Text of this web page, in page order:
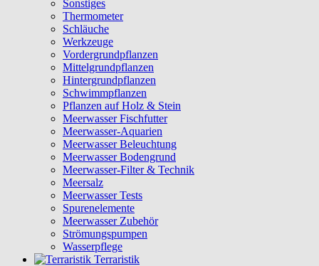
Sonstiges
Thermometer
Schläuche
Werkzeuge
Vordergrundpflanzen
Mittelgrundpflanzen
Hintergrundpflanzen
Schwimmpflanzen
Pflanzen auf Holz & Stein
Meerwasser Fischfutter
Meerwasser-Aquarien
Meerwasser Beleuchtung
Meerwasser Bodengrund
Meerwasser-Filter & Technik
Meersalz
Meerwasser Tests
Spurenelemente
Meerwasser Zubehör
Strömungspumpen
Wasserpflege
Terraristik